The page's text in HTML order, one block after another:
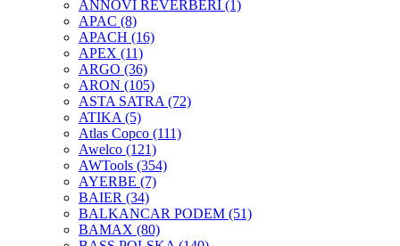
ANNOVI REVERBERI (1)
APAC (8)
APACH (16)
APEX (11)
ARGO (36)
ARON (105)
ASTA SATRA (72)
ATIKA (5)
Atlas Copco (111)
Awelco (121)
AWTools (354)
AYERBE (7)
BAIER (34)
BALKANCAR PODEM (51)
BAMAX (80)